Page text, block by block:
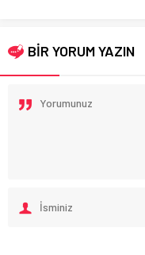
BİR YORUM YAZIN